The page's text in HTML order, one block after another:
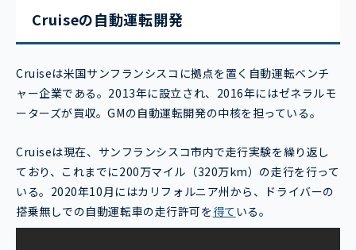
Cruiseの自動運転開発
Cruiseは米国サンフランシスコに拠点を置く自動運転ベンチ
ャー企業である。2013年に設立され、2016年にはゼネラルモ
ーターズが買収。GMの自動運転開発の中核を担っている。
Cruiseは現在、サンフランシスコ市内で走行実験を繰り返し
ており、これまでに200万マイル（320万km）の走行を行って
いる。2020年10月にはカリフォルニア州から、ドライバーの
搭乗無しでの自動運転車の走行許可を得て いる。